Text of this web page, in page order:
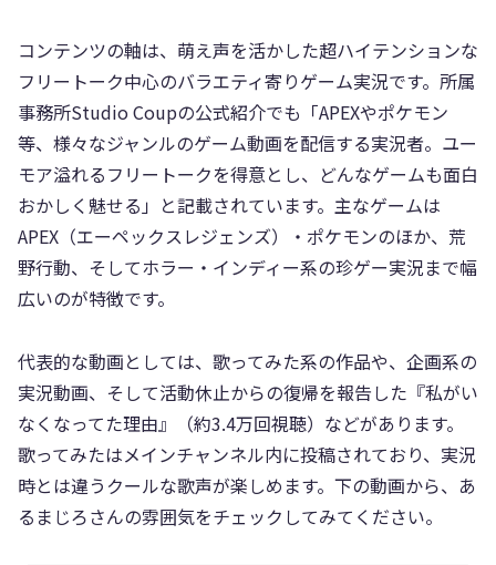
コンテンツの軸は、萌え声を活かした超ハイテンションな
フリートーク中心のバラエティ寄りゲーム実況です。所属
事務所Studio Coupの公式紹介でも「APEXやポケモン
等、様々なジャンルのゲーム動画を配信する実況者。ユー
モア溢れるフリートークを得意とし、どんなゲームも面白
おかしく魅せる」と記載されています。主なゲームは
APEX（エーペックスレジェンズ）・ポケモンのほか、荒
野行動、そしてホラー・インディー系の珍ゲー実況まで幅
広いのが特徴です。
代表的な動画としては、歌ってみた系の作品や、企画系の
実況動画、そして活動休止からの復帰を報告した『私がい
なくなってた理由』（約3.4万回視聴）などがあります。
歌ってみたはメインチャンネル内に投稿されており、実況
時とは違うクールな歌声が楽しめます。下の動画から、あ
るまじろさんの雰囲気をチェックしてみてください。